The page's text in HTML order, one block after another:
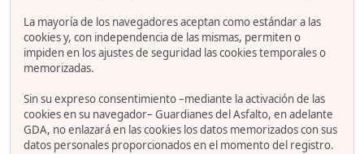
La mayoría de los navegadores aceptan como estándar a las
cookies y, con independencia de las mismas, permiten o
impiden en los ajustes de seguridad las cookies temporales o
memorizadas.
Sin su expreso consentimiento –mediante la activación de las
cookies en su navegador– Guardianes del Asfalto, en adelante
GDA, no enlazará en las cookies los datos memorizados con sus
datos personales proporcionados en el momento del registro.